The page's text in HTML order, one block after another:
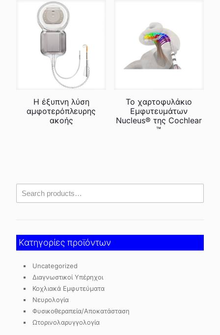
Η έξυπνη λύση
αμφοτερόπλευρης
ακοής
Το χαρτοφυλάκιο
Εμφυτευμάτων
Nucleus® της Cochlear
™
Κατηγορίες προϊόντων
Uncategorized
Διαγνωστικοί Υπέρηχοι
Κοχλιακά Εμφυτεύματα
Νευρολογία
Φυσικοθεραπεία/Αποκατάσταση
Ωτορινολαρυγγολογία